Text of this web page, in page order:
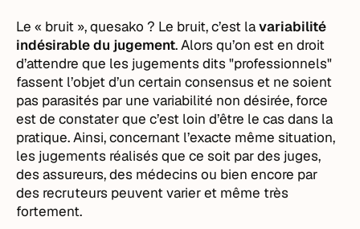
Le « bruit », quesako ? Le bruit, c’est lavariabilité
indésirable du jugement. Alors qu’on est en droit
d’attendre que les jugements dits "professionnels"
fassent l’objet d’un certain consensus et ne soient
pas parasités par une variabilité non désirée, force
est de constater que c’est loin d’être le cas dans la
pratique. Ainsi, concernant l’exacte même situation,
les jugements réalisés que ce soit par des juges,
des assureurs, des médecins ou bien encore par
des recruteurs peuvent varier et même très
fortement.